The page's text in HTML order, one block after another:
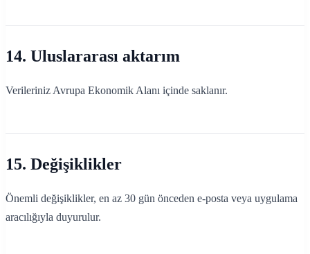
14. Uluslararası aktarım
Verileriniz Avrupa Ekonomik Alanı içinde saklanır.
15. Değişiklikler
Önemli değişiklikler, en az 30 gün önceden e-posta veya uygulama
aracılığıyla duyurulur.